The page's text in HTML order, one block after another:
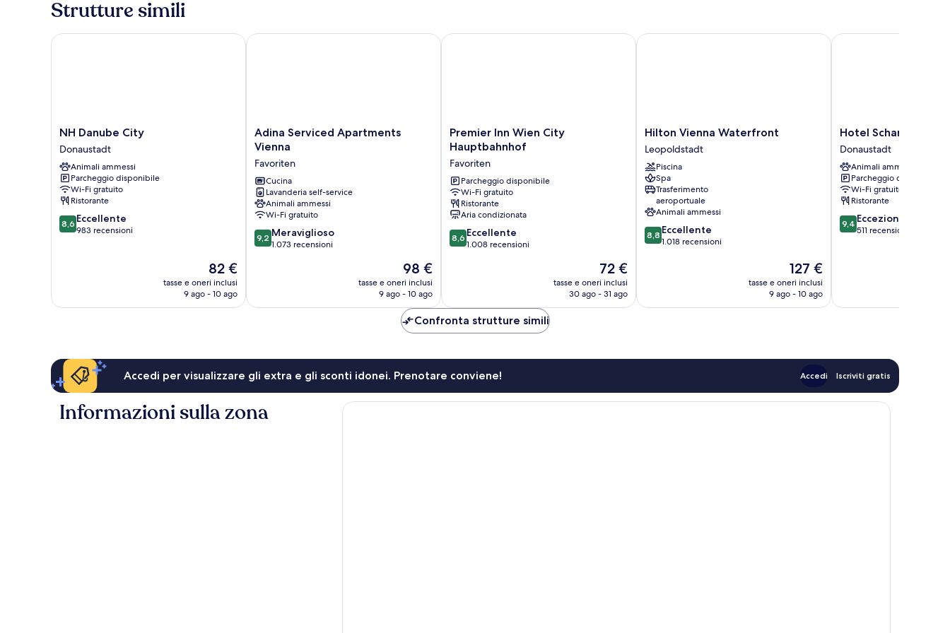
da
letto
letto
Strutture simili
NH
Danube
City
Donaustadt
NH Danube City
Donaustadt
Animali ammessi
Parcheggio disponibile
Wi-Fi gratuito
Ristorante
8.6
su
8,6 Eccellente
983 recensioni
Il
prezzo
attuale
82 €
tasse e oneri inclusi
9 ago - 10 ago
NH Danube City
Adina
Serviced
Vienna
Favoriten
Adina Serviced Apartments
Vienna
Favoriten
Cucina
Lavanderia self-service
Animali ammessi
Wi-Fi gratuito
9.2
su
9,2 Meraviglioso
1.073 recensioni
Il
prezzo
attuale
98 €
98 €
tasse e oneri inclusi
9 ago - 10 ago
Adina Serviced Apartments Vienna
Premier
Inn
Wien
City
Hauptbahnhof
Favoriten
Premier Inn Wien City
Hauptbahnhof
Favoriten
Parcheggio disponibile
Wi-Fi gratuito
Ristorante
Aria condizionata
8.6
su
8,6 Eccellente
1.008 recensioni
Il
prezzo
attuale
72 €
tasse e oneri inclusi
30 ago - 31 ago
Premier Inn Wien City Hauptbahnhof
Hilton
Vienna
Waterfront
Leopoldstadt
Hilton Vienna Waterfront
Leopoldstadt
Piscina
Spa
Trasferimento
aeroportuale
Animali ammessi
8.8
su
8,8 Eccellente
1.018 recensioni
Il
prezzo
attuale
127 €
tasse e oneri inclusi
9 ago - 10 ago
Hilton Vienna Waterfront
Hotel
Schani
UNO
City
Donaustadt
Hotel Schani UNO
Donaustadt
Animali ammessi
Parcheggio disponibile
Wi-Fi gratuito
Ristorante
9.4
su
9,4 Eccezionale
511 recensioni
Hotel Schani UNO City
Confronta strutture simili
Accedi per visualizzare gli extra e gli sconti idonei. Prenotare conviene! Accedi Iscriviti gratis
Informazioni sulla zona